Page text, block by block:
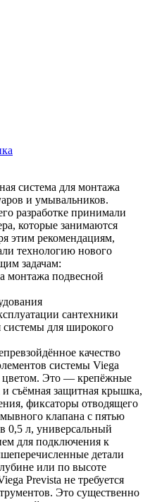
система для монтажа
и умывальников.
разработке принимали
которые занимаются
этим рекомендациям,
технологию нового
задачам:
монтажа подвесной
сантехники
для широкого
качество
системы Viega
цветом. Это — крепёжные
съёмная защитная крышка,
фиксаторы отводящего
клапана с пятью
0,5 л, универсальный
для подключения к
детали
или по высоте
Prevista не требуется
Это существенно